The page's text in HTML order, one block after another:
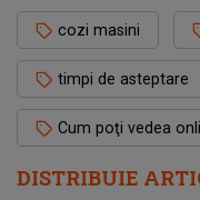
DISTRIBUIE
cozi masini
timpi de asteptare
Cum poţi vedea